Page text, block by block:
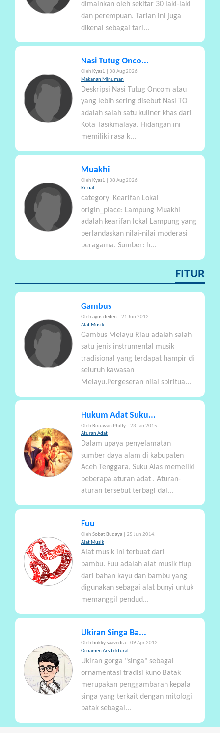
dimainkan oleh sekitar 30 laki-laki
dan perempuan. Tarian ini juga
dikenal sebagai tari...
Nasi Tutug Onco...
Oleh Kyas1
| 08 Aug 2026.
Makanan Minuman
Deskripsi Nasi Tutug Oncom atau
yang lebih sering disebut Nasi TO
adalah salah satu kuliner khas dari
Kota Tasikmalaya. Hidangan ini
memiliki rasa k...
Muakhi
Oleh Kyas1
| 08 Aug 2026.
Ritual
category: Kearifan Lokal
origin_place: Lampung Muakhi
adalah kearifan lokal Lampung yang
berlandaskan nilai-nilai moderasi
beragama. Sumber: h...
FITUR
Gambus
Oleh agus deden
| 21 Jun 2012.
Alat Musik
Gambus Melayu Riau adalah salah
satu jenis instrumental musik
tradisional yang terdapat hampir di
seluruh kawasan
Melayu.Pergeseran nilai spiritua...
Hukum Adat Suku...
Oleh Riduwan Philly
| 23 Jan 2015.
Aturan Adat
Dalam upaya penyelamatan
sumber daya alam di kabupaten
Aceh Tenggara, Suku Alas memeliki
beberapa aturan adat . Aturan-
aturan tersebut terbagi dal...
Fuu
Oleh Sobat Budaya
| 25 Jun 2014.
Alat Musik
Alat musik ini terbuat dari
bambu. Fuu adalah alat musik tiup
dari bahan kayu dan bambu yang
digunakan sebagai alat bunyi untuk
memanggil pendud...
Ukiran Singa Ba...
Oleh hokky saavedra
| 09 Apr 2012.
Ornamen Arsitektural
Ukiran gorga "singa" sebagai
ornamentasi tradisi kuno Batak
merupakan penggambaran kepala
singa yang terkait dengan mitologi
batak sebagai...